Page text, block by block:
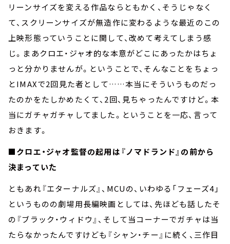
リーンサイズを変える作品ならともかく、そうじゃなく
て、スクリーンサイズが無造作に変わるような最近のこの
上映形態っていうことに関して、改めて考えてしまう感
じ。まあクロエ・ジャオ的な本意がどこにあったかはちょ
っと分かりませんが。ということで、そんなことをちょっ
とIMAXで2回見た者として……本当にそういうものだっ
たのかをたしかめたくて、2回、見ちゃったんですけど。本
当にガチャガチャしてました。ということを一応、言って
おきます。
■クロエ・ジャオ監督の起用は『ノマドランド』の前から
決まっていた
ともあれ『エターナルズ』、MCUの、いわゆる「フェーズ4」
というものの劇場用長編映画としては、先ほども話したそ
の『ブラック・ウィドウ』、そして当コーナーでガチャは当
たらなかったんですけども『シャン・チー』に続く、三作目